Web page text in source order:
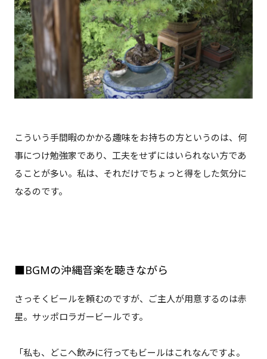
こういう手間暇のかかる趣味をお持ちの方というのは、何
事につけ勉強家であり、工夫をせずにはいられない方であ
ることが多い。私は、それだけでちょっと得をした気分に
なるのです。
■BGMの沖縄音楽を聴きながら
さっそくビールを頼むのですが、ご主人が用意するのは赤
星。サッポロラガービールです。
「私も、どこへ飲みに行ってもビールはこれなんですよ。